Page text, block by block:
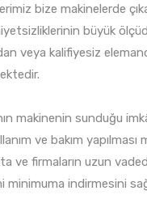
bize makinelerde
büyük
veya kalifiyesiz
makinenin sunduğu
ve bakım
ve firmaların uzun
minimuma indirmesini